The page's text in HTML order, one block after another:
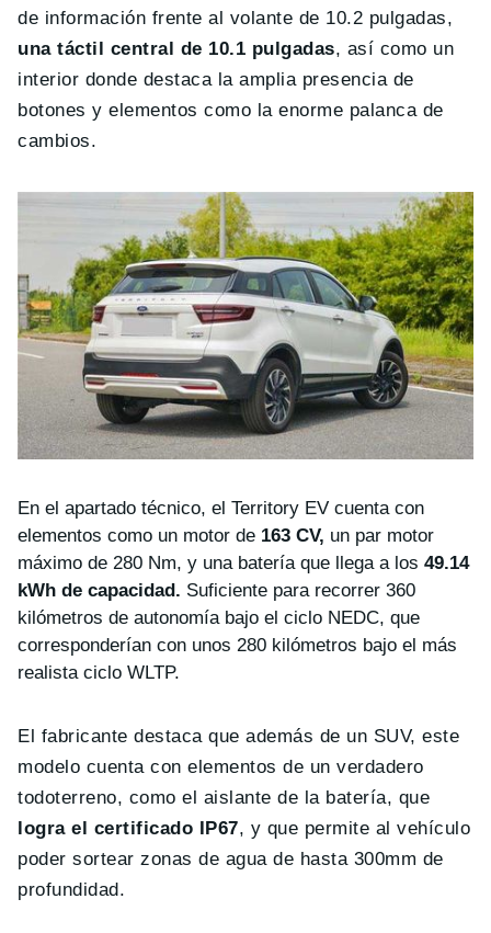
de información frente al volante de 10.2 pulgadas,
una táctil central de 10.1 pulgadas, así como un
interior donde destaca la amplia presencia de
botones y elementos como la enorme palanca de
cambios.
En el apartado técnico, el Territory EV cuenta con
elementos como un motor de 163 CV, un par motor
máximo de 280 Nm, y una batería que llega a los 49.14
kWh de capacidad. Suficiente para recorrer 360
kilómetros de autonomía bajo el ciclo NEDC, que
corresponderían con unos 280 kilómetros bajo el más
realista ciclo WLTP.
El fabricante destaca que además de un SUV, este
modelo cuenta con elementos de un verdadero
todoterreno, como el aislante de la batería, que
logra el certificado IP67, y que permite al vehículo
poder sortear zonas de agua de hasta 300mm de
profundidad.